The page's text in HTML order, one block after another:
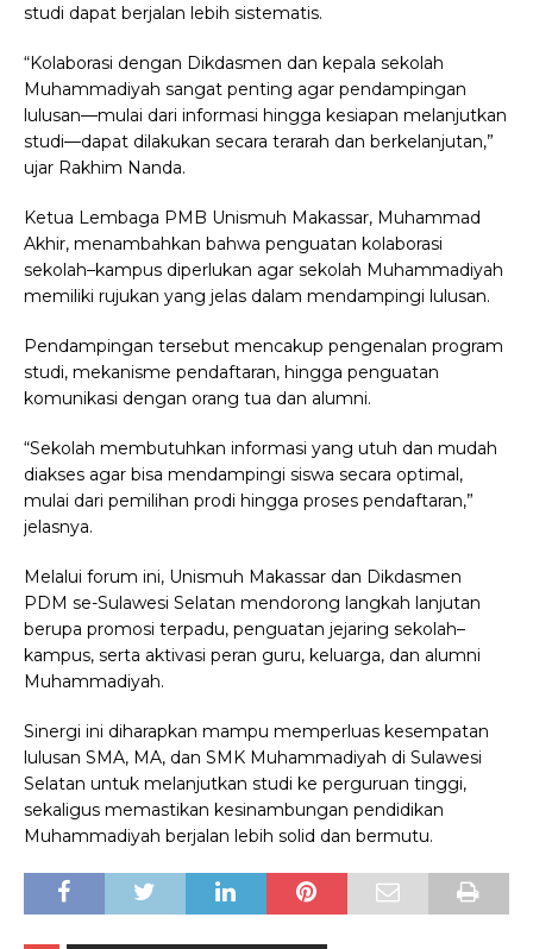
studi dapat berjalan lebih sistematis.
“Kolaborasi dengan Dikdasmen dan kepala sekolah
Muhammadiyah sangat penting agar pendampingan
lulusan—mulai dari informasi hingga kesiapan melanjutkan
studi—dapat dilakukan secara terarah dan berkelanjutan,”
ujar Rakhim Nanda.
Ketua Lembaga PMB Unismuh Makassar, Muhammad
Akhir, menambahkan bahwa penguatan kolaborasi
sekolah–kampus diperlukan agar sekolah Muhammadiyah
memiliki rujukan yang jelas dalam mendampingi lulusan.
Pendampingan tersebut mencakup pengenalan program
studi, mekanisme pendaftaran, hingga penguatan
komunikasi dengan orang tua dan alumni.
“Sekolah membutuhkan informasi yang utuh dan mudah
diakses agar bisa mendampingi siswa secara optimal,
mulai dari pemilihan prodi hingga proses pendaftaran,”
jelasnya.
Melalui forum ini, Unismuh Makassar dan Dikdasmen
PDM se-Sulawesi Selatan mendorong langkah lanjutan
berupa promosi terpadu, penguatan jejaring sekolah–
kampus, serta aktivasi peran guru, keluarga, dan alumni
Muhammadiyah.
Sinergi ini diharapkan mampu memperluas kesempatan
lulusan SMA, MA, dan SMK Muhammadiyah di Sulawesi
Selatan untuk melanjutkan studi ke perguruan tinggi,
sekaligus memastikan kesinambungan pendidikan
Muhammadiyah berjalan lebih solid dan bermutu.